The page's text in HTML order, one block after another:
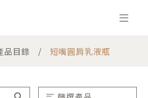
品目錄 短嘴圓肩乳液瓶